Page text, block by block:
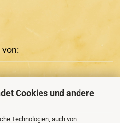
Cookies und andere
Technologien, auch von